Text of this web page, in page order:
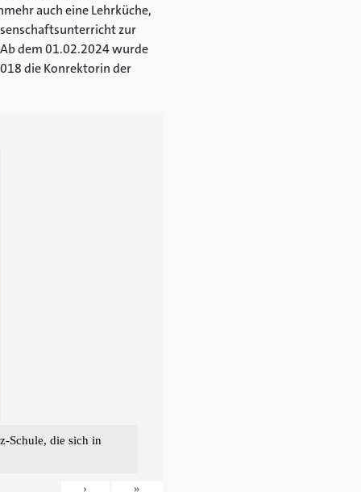
auch eine Lehrküche,
zur
dem 01.02.2024 wurde
die Konrektorin der
Schule, die sich in
› »